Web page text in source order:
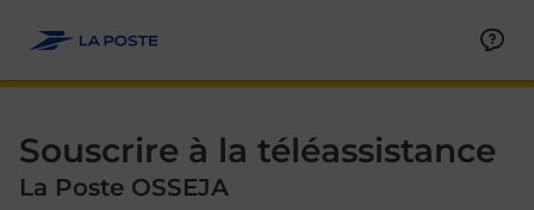
Souscrire à la téléassistance
La Poste OSSEJA